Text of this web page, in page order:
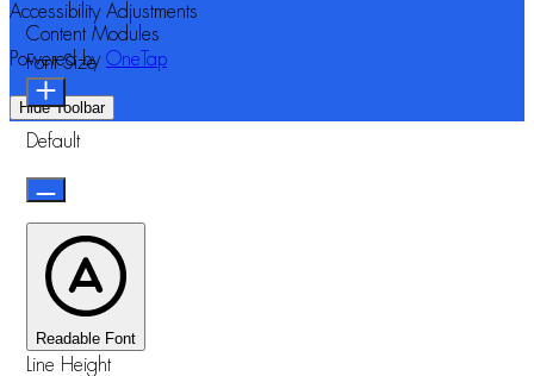
Accessibility Adjustments
Powered by OneTap
Hide Toolbar
Content Modules
Font Size
Default
Readable Font
Line Height